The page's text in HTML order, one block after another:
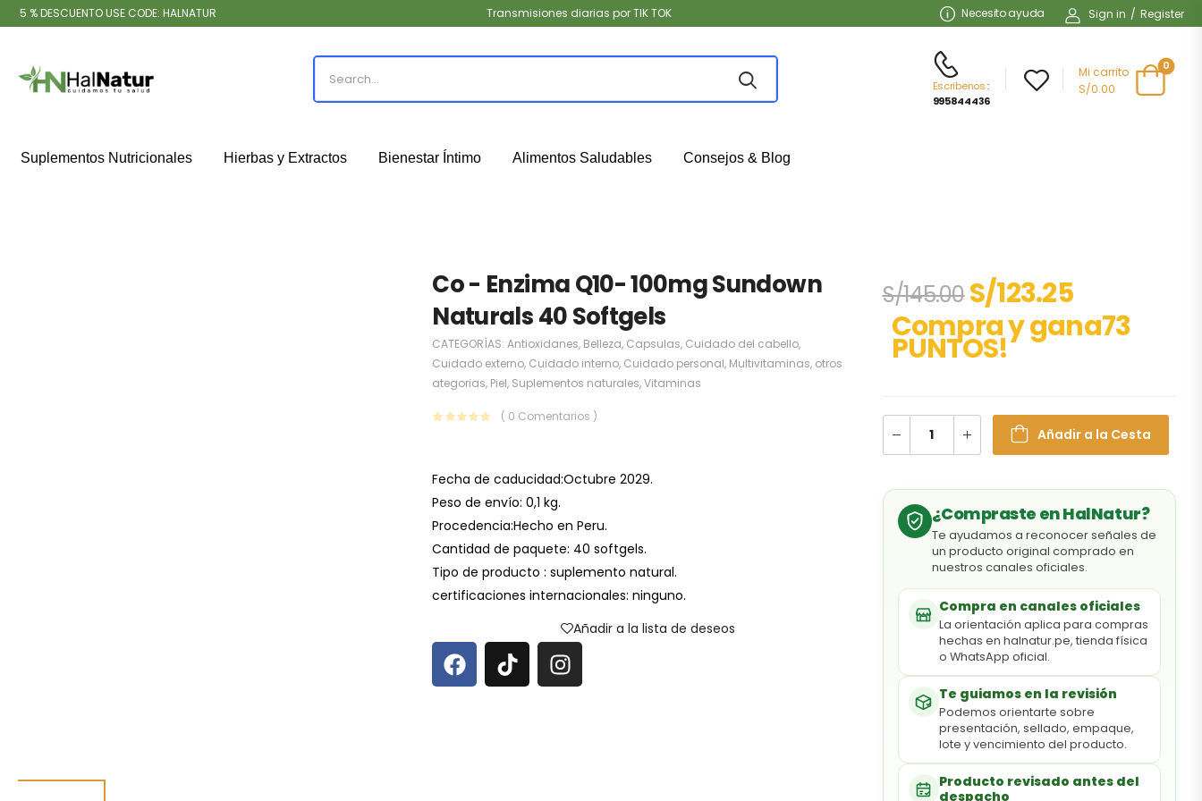
5 % DESCUENTO USE CODE: HALNATUR Transmisiones diarias por TIK TOK Necesito ayuda Sign in / Register
Escribenos:
995844436
Mi carrito
S/0.00
0
Suplementos Nutricionales Hierbas y Extractos Bienestar Íntimo Alimentos Saludables Consejos & Blog
Co - Enzima Q10- 100mg Sundown
Naturals 40 Softgels
CATEGORÍAS:Antioxidanes, Belleza, Capsulas, Cuidado del cabello,
Cuidado externo, Cuidado interno, Cuidado personal, Multivitaminas, otros
ategorias, Piel, Suplementos naturales,Vitaminas
( 0 Comentarios )
Fecha de caducidad:Octubre 2029.
Peso de envío: 0,1 kg.
Procedencia:Hecho en Peru.
Cantidad de paquete: 40 softgels.
Tipo de producto : suplemento natural.
certificaciones internacionales: ninguno.
Añadir a la lista de deseos
S/145.00S/123.25
Compra y gana73
PUNTOS!
Añadir a la Cesta
¿Compraste en HalNatur?
Te ayudamos a reconocer señales de
un producto original comprado en
nuestros canales oficiales.
Compra en canales oficiales
La orientación aplica para compras
hechas en halnatur.pe, tienda física
o WhatsApp oficial.
Te guiamos en la revisión
Podemos orientarte sobre
presentación, sellado, empaque,
lote y vencimiento del producto.
Producto revisado antes del
despacho